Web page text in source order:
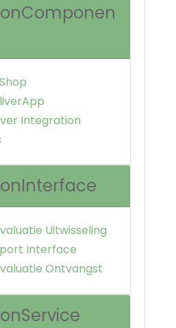
Integration
Uitwisseling
Interface
Ontvangst